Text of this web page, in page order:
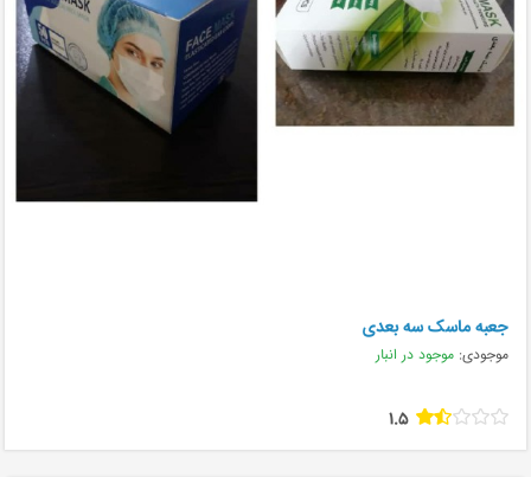
جعبه ماسک سه بعدی
موجودی: موجود در انبار
1.5